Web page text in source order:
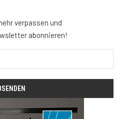
verpassen und
abonnieren!